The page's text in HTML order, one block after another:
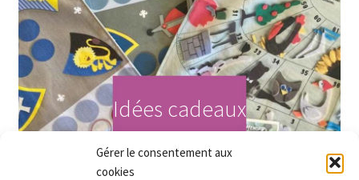
Gérer le consentement aux
cookies
Idées cadeaux
Acheter maintenant